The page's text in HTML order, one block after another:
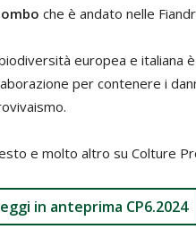
che è andato nelle
europea e italiana
per contenere i
e molto altro su Colture
in anteprima CP6.2024